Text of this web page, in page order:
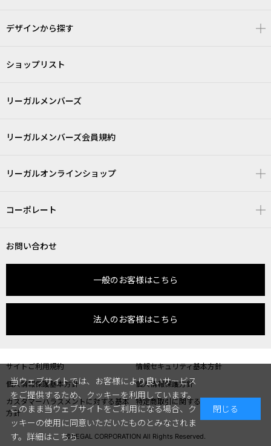
デザインから探す
ショップリスト
リーガルメンバーズ
リーガルメンバーズ会員規約
リーガルオンラインショップ
コーポレート
お問い合わせ
一般のお客様はこちら
法人のお客様はこちら
サイトご利用規約
情報セキュリティ基本方針
個人情報保護基本方針
個人情報保護方針
カスタマーハラスメントに対する基本
方針
特定商取引に関する表記
©REGAL CORPORATION All Rights Reserved.
当ウェブサイトでは、お客様により良いサービス
をご提供するため、クッキーを利用しています。
このまま当ウェブサイトをご利用になる場合、ク
ッキーの使用に同意いただいたものとみなされま
す。 詳細はこちら
閉じる